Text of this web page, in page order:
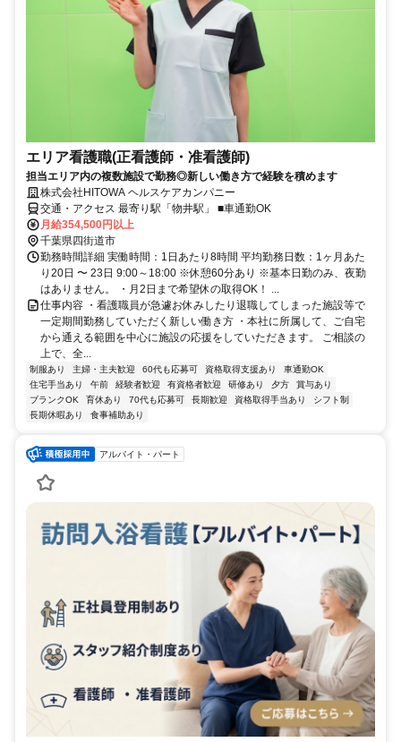
エリア看護職(正看護師・准看護師)
担当エリア内の複数施設で勤務◎新しい働き方で経験を積めます
株式会社HITOWA ヘルスケアカンパニー
交通・アクセス 最寄り駅「物井駅」 ■車通勤OK
月給354,500円以上
千葉県四街道市
勤務時間詳細 実働時間：1日あたり8時間 平均勤務日数：1ヶ月あた
り20日 〜 23日 9:00～18:00 ※休憩60分あり ※基本日勤のみ、夜勤
はありません。 ・月2日まで希望休の取得OK！ ...
仕事内容 ・看護職員が急遽お休みしたり退職してしまった施設等で
一定期間勤務していただく新しい働き方 ・本社に所属して、ご自宅
から通える範囲を中心に施設の応援をしていただきます。 ご相談の
上で、全...
制服あり 主婦・主夫歓迎 60代も応募可 資格取得支援あり
車通勤OK
住宅手当あり
午前 経験者歓迎 有資格者歓迎 研修あり 夕方
賞与あり
ブランクOK
育休あり 70代も応募可 長期歓迎 資格取得手当あり
シフト制
長期休暇あり
食事補助あり
アルバイト・パート